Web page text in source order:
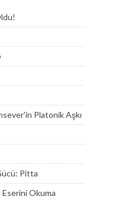
Platonik Aşkı
Pitta
Okuma